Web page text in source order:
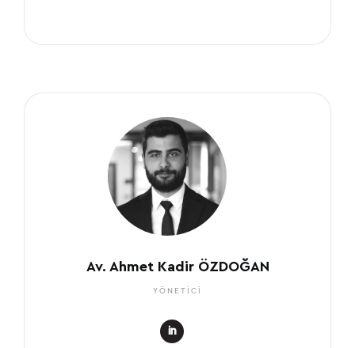
Av. Ahmet Kadir ÖZDOĞAN
YÖNETİCİ